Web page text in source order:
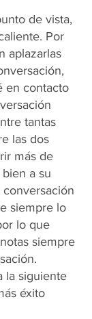
de vista,
Por
aplazarlas
en contacto
tantas
las dos
más de
a su
siempre lo
lo que
siempre
la siguiente
éxito